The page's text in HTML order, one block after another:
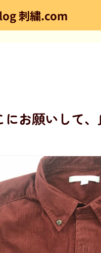
刺繍.com
にお願いして、